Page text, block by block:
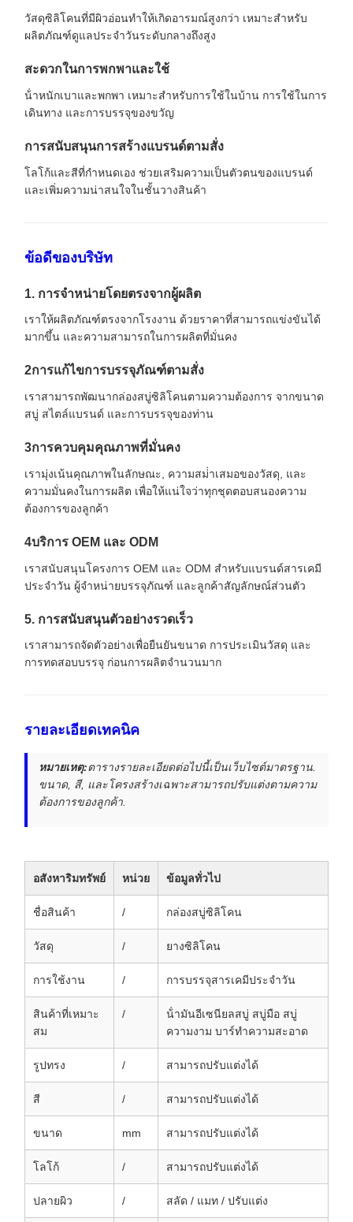
วัสดุซิลิโคนที่มีผิวอ่อนทําให้เกิดอารมณ์สูงกว่า เหมาะสําหรับ
ผลิตภัณฑ์ดูแลประจําวันระดับกลางถึงสูง
สะดวกในการพกพาและใช้
น้ําหนักเบาและพกพา เหมาะสําหรับการใช้ในบ้าน การใช้ในการ
เดินทาง และการบรรจุของขวัญ
การสนับสนุนการสร้างแบรนด์ตามสั่ง
โลโก้และสีที่กําหนดเอง ช่วยเสริมความเป็นตัวตนของแบรนด์
และเพิ่มความน่าสนใจในชั้นวางสินค้า
ข้อดีของบริษัท
1. การจําหน่ายโดยตรงจากผู้ผลิต
เราให้ผลิตภัณฑ์ตรงจากโรงงาน ด้วยราคาที่สามารถแข่งขันได้
มากขึ้น และความสามารถในการผลิตที่มั่นคง
2การแก้ไขการบรรจุภัณฑ์ตามสั่ง
เราสามารถพัฒนากล่องสบู่ซิลิโคนตามความต้องการ จากขนาด
สบู่ สไตล์แบรนด์ และการบรรจุของท่าน
3การควบคุมคุณภาพที่มั่นคง
เรามุ่งเน้นคุณภาพในลักษณะ, ความสม่ําเสมอของวัสดุ, และ
ความมั่นคงในการผลิต เพื่อให้แน่ใจว่าทุกชุดตอบสนองความ
ต้องการของลูกค้า
4บริการ OEM และ ODM
เราสนับสนุนโครงการ OEM และ ODM สําหรับแบรนด์สารเคมี
ประจําวัน ผู้จําหน่ายบรรจุภัณฑ์ และลูกค้าสัญลักษณ์ส่วนตัว
5. การสนับสนุนตัวอย่างรวดเร็ว
เราสามารถจัดตัวอย่างเพื่อยืนยันขนาด การประเมินวัสดุ และ
การทดสอบบรรจุ ก่อนการผลิตจํานวนมาก
รายละเอียดเทคนิค
หมายเหตุ:ตารางรายละเอียดต่อไปนี้เป็นเว็บไซต์มาตรฐาน.
ขนาด, สี, และโครงสร้างเฉพาะสามารถปรับแต่งตามความ
ต้องการของลูกค้า.
อสังหาริมทรัพย์ หน่วย ข้อมูลทั่วไป
ชื่อสินค้า / กล่องสบู่ซิลิโคน
วัสดุ / ยางซิลิโคน
การใช้งาน / การบรรจุสารเคมีประจําวัน
สินค้าที่เหมาะ
สม
/
น้ํามันอีเซนียลสบู่ สบู่มือ สบู่
ความงาม บาร์ทําความสะอาด
รูปทรง / สามารถปรับแต่งได้
สี / สามารถปรับแต่งได้
ขนาด mm สามารถปรับแต่งได้
โลโก้ / สามารถปรับแต่งได้
ปลายผิว / สลัด / แมท / ปรับแต่ง